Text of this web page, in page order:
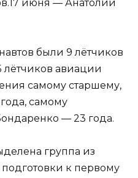
июня — Анатолий
были 9 лётчиков
авиации
самому старшему,
самому
— 23 года.
группа из
к первому